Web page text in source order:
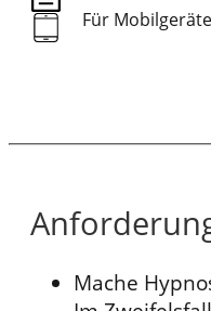
Für
Mache